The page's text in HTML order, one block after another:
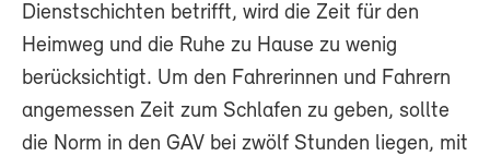
Dienstschichten betrifft, wird die Zeit für den
Heimweg und die Ruhe zu Hause zu wenig
berücksichtigt. Um den Fahrerinnen und Fahrern
angemessen Zeit zum Schlafen zu geben, sollte
die Norm in den GAV bei zwölf Stunden liegen, mit